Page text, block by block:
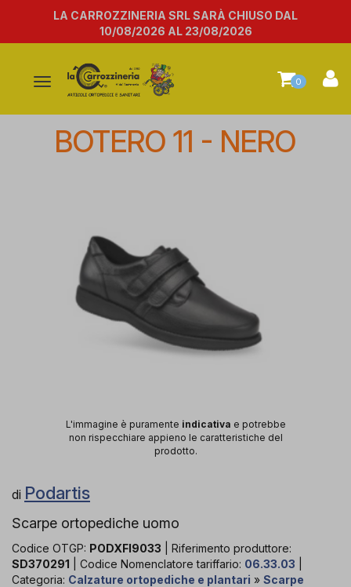
LA CARROZZINERIA SRL SARÀ CHIUSO DAL
10/08/2026 AL 23/08/2026
Attiva/disattiva
navigazione
0
BOTERO 11 - NERO
L'immagine è puramente indicativa e potrebbe
non rispecchiare appieno le caratteristiche del
prodotto.
di Podartis
Scarpe ortopediche uomo
Codice OTGP: PODXFI9033 | Riferimento produttore:
SD370291 | Codice Nomenclatore tariffario: 06.33.03
Categoria: Calzature ortopediche e plantari » Scarpe